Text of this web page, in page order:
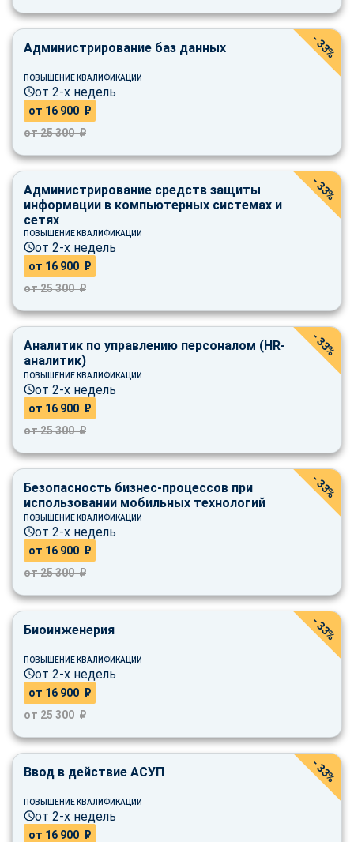
Администрирование баз данных
ПОВЫШЕНИЕ КВАЛИФИКАЦИИ
от 2-х недель
от 16 900 ₽
от 25 300 ₽
- 33%
Администрирование средств защиты
информации в компьютерных системах и
сетях
ПОВЫШЕНИЕ КВАЛИФИКАЦИИ
от 2-х недель
от 16 900 ₽
от 25 300 ₽
- 33%
Аналитик по управлению персоналом (HR-
аналитик)
ПОВЫШЕНИЕ КВАЛИФИКАЦИИ
от 2-х недель
от 16 900 ₽
от 25 300 ₽
- 33%
Безопасность бизнес-процессов при
использовании мобильных технологий
ПОВЫШЕНИЕ КВАЛИФИКАЦИИ
от 2-х недель
от 16 900 ₽
от 25 300 ₽
- 33%
Биоинженерия
ПОВЫШЕНИЕ КВАЛИФИКАЦИИ
от 2-х недель
от 16 900 ₽
от 25 300 ₽
- 33%
Ввод в действие АСУП
ПОВЫШЕНИЕ КВАЛИФИКАЦИИ
от 2-х недель
от 16 900 ₽
- 33%